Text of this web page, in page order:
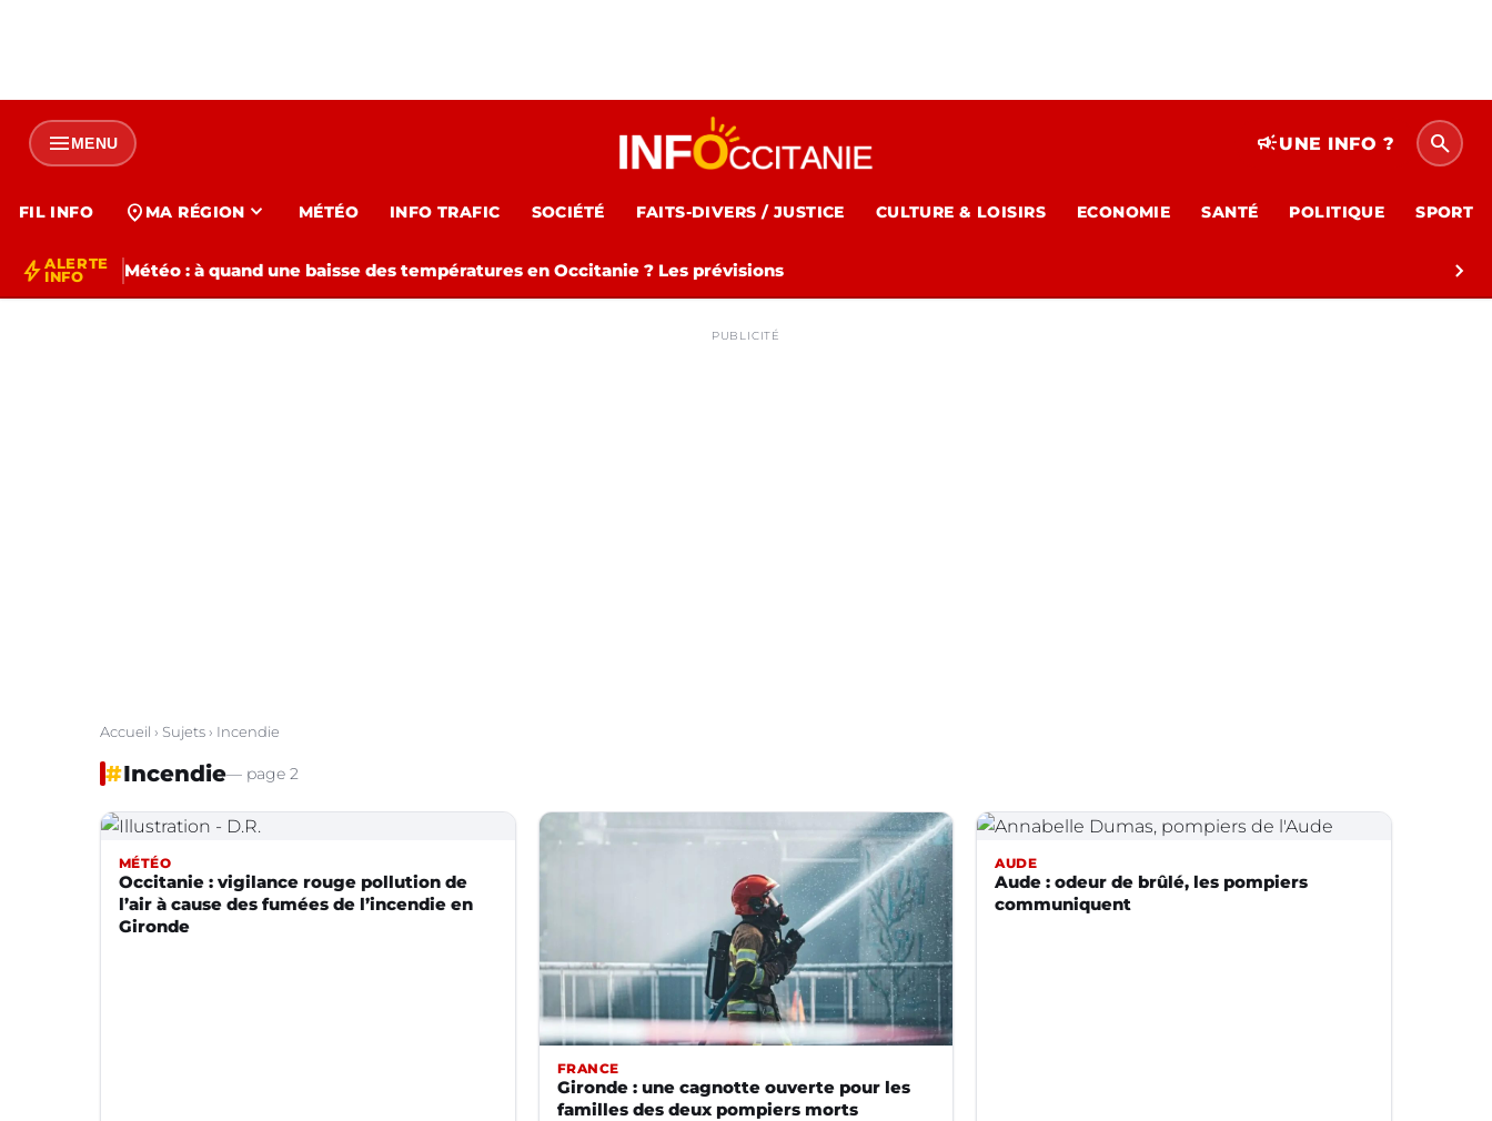
menuMENU campaignUNE INFO ? search
FIL INFO location_on MA RÉGION expand_more MÉTÉO INFO TRAFIC SOCIÉTÉ FAITS-DIVERS / JUSTICE CULTURE & LOISIRS ECONOMIE SANTÉ POLITIQUE SPORT
bolt ALERTE
INFO
Météo : à quand une baisse des températures en Occitanie ? Les prévisions chevron_right
PUBLICITÉ
Accueil › Sujets› Incendie
#Incendie— page 2
MÉTÉO
Occitanie : vigilance rouge pollution de
l’air à cause des fumées de l’incendie en
Gironde
FRANCE
Gironde : une cagnotte ouverte pour les
familles des deux pompiers morts
AUDE
Aude : odeur de brûlé, les pompiers
communiquent